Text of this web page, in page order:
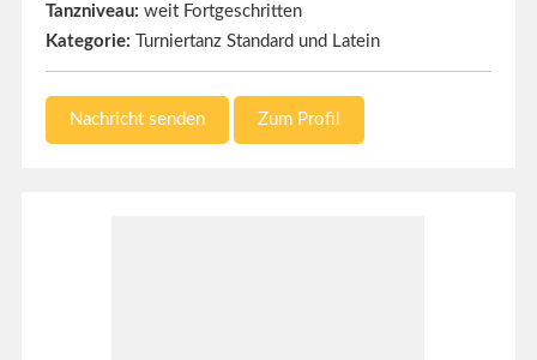
Tanzniveau: weit Fortgeschritten
Kategorie:
Turniertanz Standard und Latein
Nachricht senden Zum Profil